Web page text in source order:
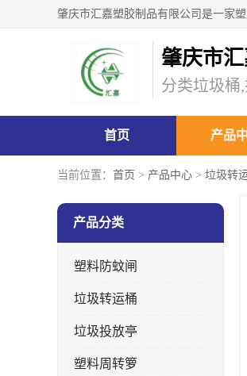
肇庆市
分类垃圾桶
首页 产品
当前位置： 首页 > 产品中心 > 垃圾转
产品分类
塑料防蚊闸
垃圾转运桶
垃圾投放亭
塑料周转箩